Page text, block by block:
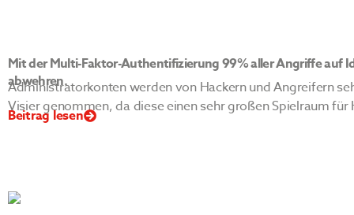
Mit der Multi-Faktor-Authentifizierung 99% aller Angriffe auf
abwehren.
Administratorkonten werden von Hackern und Angreifern
Visier genommen, da diese einen sehr großen Spielraum für
Beitrag lesen